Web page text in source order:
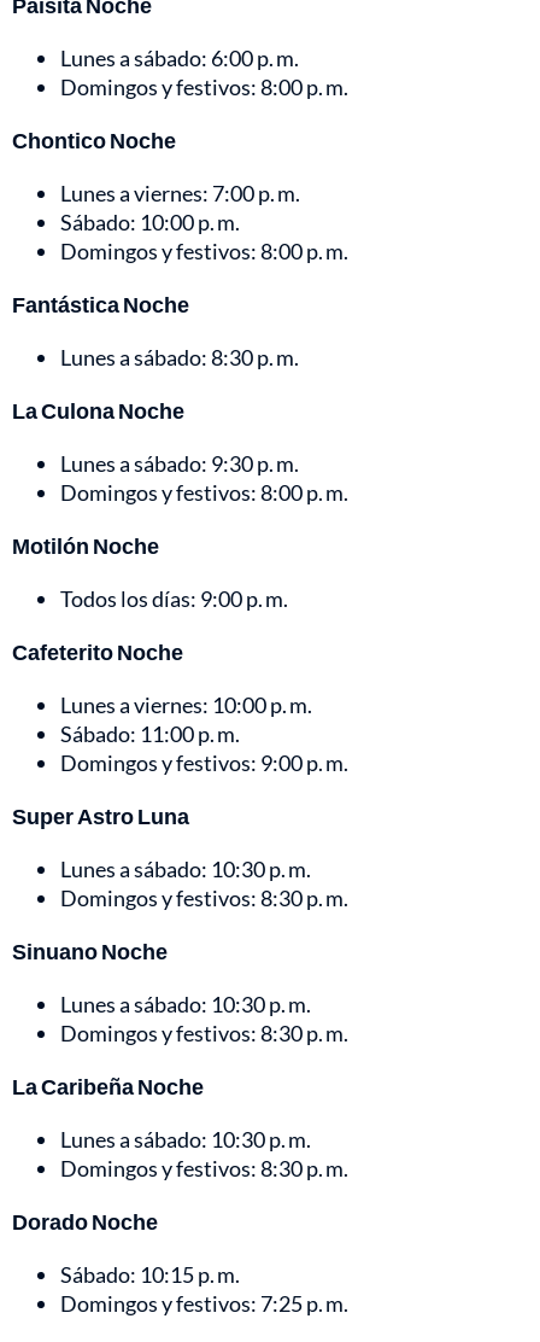
Lunes a sábado: 6:00 p. m.
Domingos y festivos: 8:00 p. m.
Chontico Noche
Lunes a viernes: 7:00 p. m.
Sábado: 10:00 p. m.
Domingos y festivos: 8:00 p. m.
Fantástica Noche
Lunes a sábado: 8:30 p. m.
La Culona Noche
Lunes a sábado: 9:30 p. m.
Domingos y festivos: 8:00 p. m.
Motilón Noche
Todos los días: 9:00 p. m.
Cafeterito Noche
Lunes a viernes: 10:00 p. m.
Sábado: 11:00 p. m.
Domingos y festivos: 9:00 p. m.
Super Astro Luna
Lunes a sábado: 10:30 p. m.
Domingos y festivos: 8:30 p. m.
Sinuano Noche
Lunes a sábado: 10:30 p. m.
Domingos y festivos: 8:30 p. m.
La Caribeña Noche
Lunes a sábado: 10:30 p. m.
Domingos y festivos: 8:30 p. m.
Dorado Noche
Sábado: 10:15 p. m.
Domingos y festivos: 7:25 p. m.